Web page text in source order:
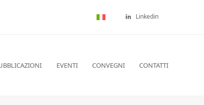
Linkedin
EVENTI CONVEGNI CONTATTI